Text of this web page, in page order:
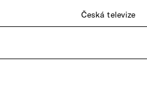
Česká televize